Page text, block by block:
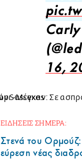
Carly
16,
ΕΙΔΗΣΕΙΣ ΣΗΜΕΡΑ:
Στενά του
εύρεση νέας